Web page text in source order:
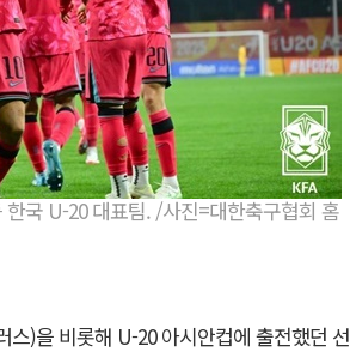
국 U-20 대표팀. /사진=대한축구협회 홈
)을 비롯해 U-20 아시안컵에 출전했던 선